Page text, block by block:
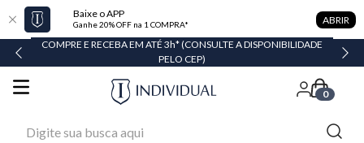
Baixe o APP
Ganhe 20% OFF na 1 COMPRA* ABRIR
COMPRE E RECEBA EM ATÉ 3h* (CONSULTE A DISPONIBILIDADE
PELO CEP)
0